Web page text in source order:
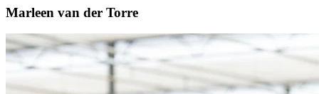
Marleen van der Torre